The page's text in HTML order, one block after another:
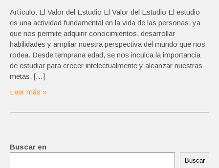
Artículo: El Valor del Estudio El Valor del Estudio El estudio
es una actividad fundamental en la vida de las personas, ya
que nos permite adquirir conocimientos, desarrollar
habilidades y ampliar nuestra perspectiva del mundo que nos
rodea. Desde temprana edad, se nos inculca la importancia
de estudiar para crecer intelectualmente y alcanzar nuestras
metas. […]
Leer más »
Buscar en
Buscar